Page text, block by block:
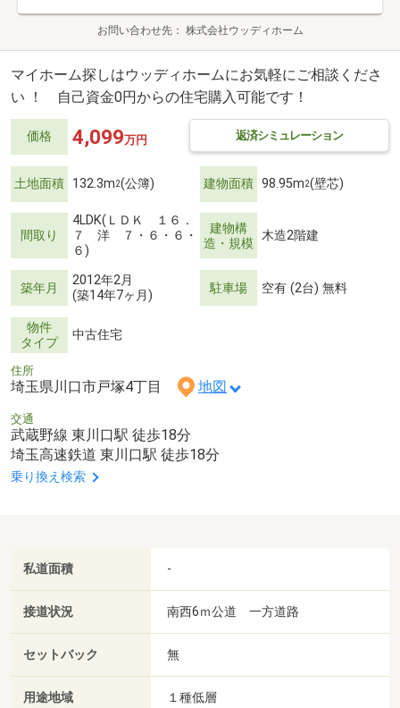
お問い合わせ先 株式会社ウッディホーム
マイホーム探しはウッディホームにお気軽にご相談くださ
い ！ 自己資金0円からの住宅購入可能です！
価格 返済シミュレーション
4,099万円
土地面積 132.3m2(公簿) 建物面積 98.95m2(壁芯)
間取り
4LDK(ＬＤＫ １６．
７ 洋 ７・６・６・
６)
建物構
造・規模 木造2階建
築年月
2012年2月
(築14年7ヶ月)
駐車場 空有 (2台) 無料
物件
タイプ
中古住宅
住所
埼玉県川口市戸塚4丁目 地図
交通
武蔵野線 東川口駅 徒歩18分
埼玉高速鉄道 東川口駅 徒歩18分
乗り換え検索
私道面積 -
接道状況 南西6ｍ公道 一方道路
セットバック 無
用途地域 １種低層